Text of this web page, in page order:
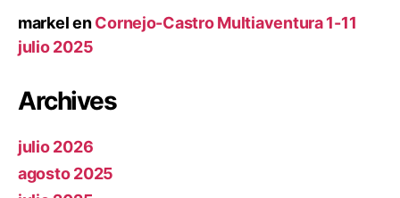
markelenCornejo-Castro Multiaventura 1-11
julio 2025
Archives
julio 2026
agosto 2025